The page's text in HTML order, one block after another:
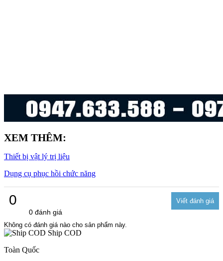
XEM THÊM:
Thiết bị vật lý trị liệu
Dụng cụ phục hồi chức năng
0
0 đánh giá
Không có đánh giá nào cho sản phẩm này.
Ship COD
Toàn Quốc